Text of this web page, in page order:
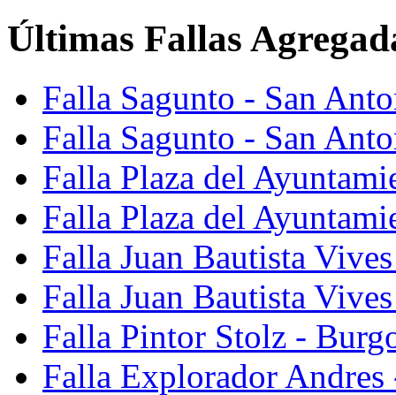
Últimas Fallas
Falla Sagunto - San
Falla Sagunto - San
Falla Plaza del
Falla Plaza del
Falla Juan Bautista
Falla Juan Bautista
Falla Pintor Stolz -
Falla Explorador Andres